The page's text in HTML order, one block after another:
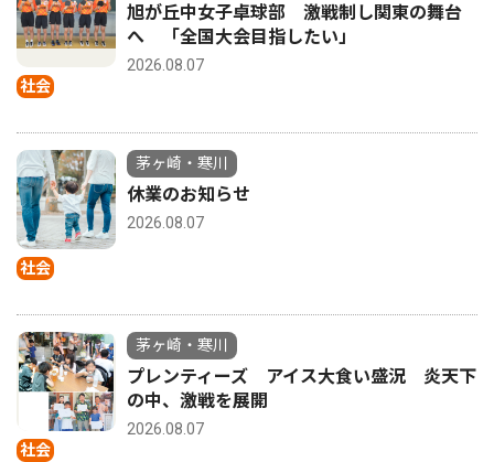
社会
旭が丘中女子卓球部 激戦制し関東の舞台
へ 「全国大会目指したい」
2026.08.07
社会
茅ヶ崎・寒川
休業のお知らせ
2026.08.07
社会
茅ヶ崎・寒川
プレンティーズ アイス大食い盛況 炎天下
の中、激戦を展開
2026.08.07